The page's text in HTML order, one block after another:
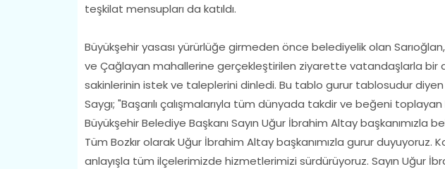
teşkilat mensupları da katıldı.
Büyükşehir yasası yürürlüğe girmeden önce belediyelik olan
ve Çağlayan mahallerine gerçekleştirilen ziyarette vatandaşlarla bir
sakinlerinin istek ve taleplerini dinledi. Bu tablo gurur tablosudur diyen
Saygı; "Başarılı çalışmalarıyla tüm dünyada takdir ve beğeni toplayan
Büyükşehir Belediye Başkanı Sayın Uğur İbrahim Altay başkanımızla
Tüm Bozkır olarak Uğur İbrahim Altay başkanımızla gurur duyuyoruz.
anlayışla tüm ilçelerimizde hizmetlerimizi sürdürüyoruz. Sayın Uğur